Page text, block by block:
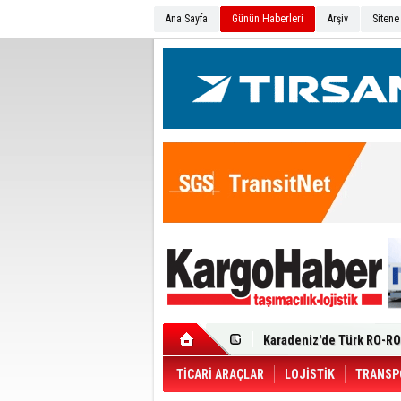
Ana Sayfa Günün Haberleri Arşiv
Ege Bölgesi'nin ilk
Durumu Ağır
Turhan Özen Saudia
Turkish Cargo’dan
Renault Trucks T 480
TİCARİ ARAÇLAR LOJİSTİK